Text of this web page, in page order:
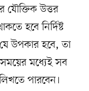
যৌক্তিক উত্তর
হবে নির্দিষ্ট
উপকার হবে, তা
সময়ের মধ্যেই সব
পারবেন।